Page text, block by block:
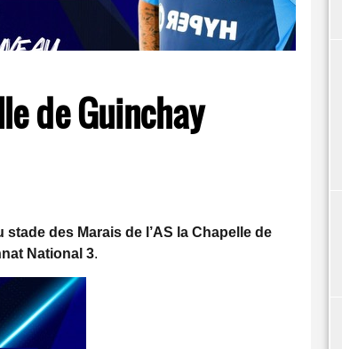
de Guinchay
stade des Marais de l’AS la Chapelle de
National 3.